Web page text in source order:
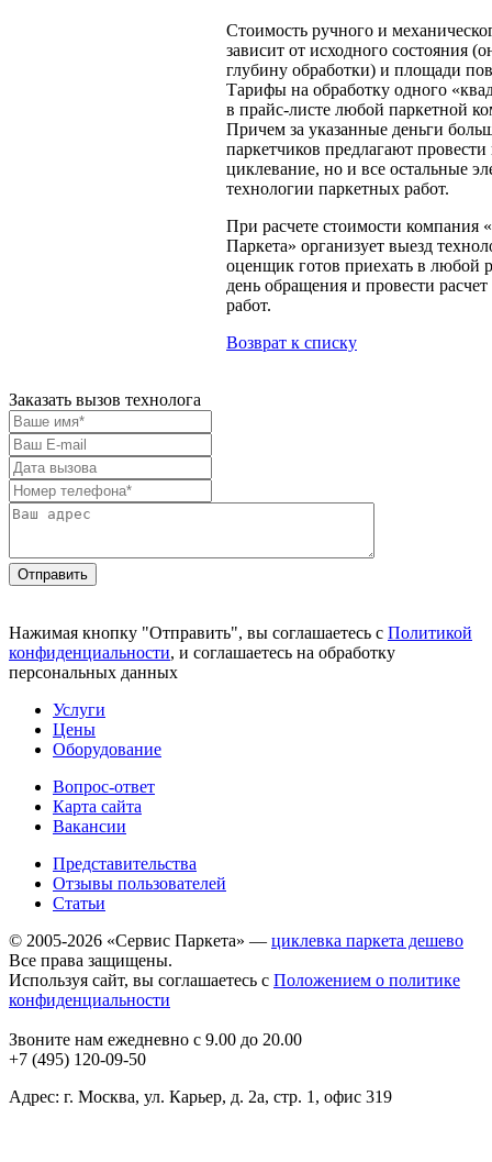
Стоимость ручного и
зависит от исходного состояния
глубину обработки) и площади
Тарифы на обработку одного
в прайс-листе любой паркетной
Причем за указанные деньги
паркетчиков предлагают провести
циклевание, но и все остальные
технологии паркетных работ.
При расчете стоимости компания
Паркета» организует выезд
оценщик готов приехать в любой
день обращения и провести
работ.
Возврат к списку
Заказать вызов технолога
Отправить
Нажимая кнопку "Отправить", вы соглашаетесь с Политикой
конфиденциальности, и соглашаетесь на обработку
персональных данных
Услуги
Цены
Оборудование
Вопрос-ответ
Карта сайта
Вакансии
Представительства
Отзывы пользователей
Статьи
© 2005-2026 «Сервис Паркета» — циклевка паркета дешево
Все права защищены.
Используя сайт, вы соглашаетесь с Положением о политике
конфиденциальности
Звоните нам ежедневно с 9.00 до 20.00
+7 (495) 120-09-50
Адрес: г. Москва, ул. Карьер, д. 2а, стр. 1, офис 319